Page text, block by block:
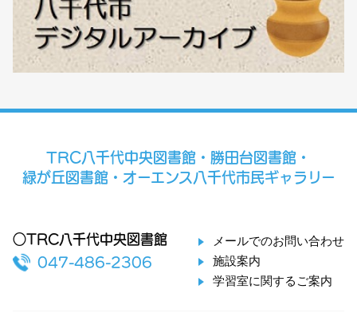
TRC八千代中央図書館・勝田台図書館・
緑が丘図書館・オーエンス八千代市民ギャラリー
○TRC八千代中央図書館
047-486-2306
メールでのお問い合わせ
施設案内
学習室に関するご案内